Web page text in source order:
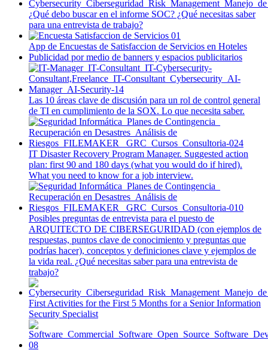
¿Qué debo buscar en el informe SOC? ¿Qué necesitas saber
para una entrevista de trabajo?
App de Encuestas de Satisfaccion de Servicios en Hoteles
Publicidad por medio de banners y espacios publicitarios
Las 10 áreas clave de discusión para un rol de control general
de TI en cumplimiento de la SOX. Lo que necesita saber.
IT Disaster Recovery Program Manager. Suggested action
plan: first 90 and 180 days (what you would do if hired).
What you need to know for a job interview.
Posibles preguntas de entrevista para el puesto de
ARQUITECTO DE CIBERSEGURIDAD (con ejemplos de
respuestas, puntos clave de conocimiento y preguntas que
podrías hacer), conceptos y definiciones clave y ejemplos de
la vida real. ¿Qué necesitas saber para una entrevista de
trabajo?
First Activities for the First 5 Months for a Senior Information
Security Specialist